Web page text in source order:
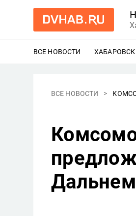
ВСЕ НОВОСТИ ХАБАРОВСК
ВСЕ НОВОСТИ